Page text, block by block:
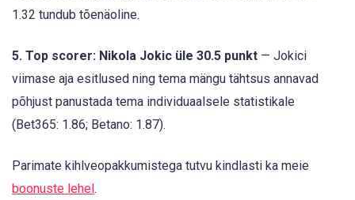
1.32 tundub tõenäoline.
5. Top scorer: Nikola Jokic üle 30.5 punkt — Jokici
viimase aja esitlused ning tema mängu tähtsus annavad
põhjust panustada tema individuaalsele statistikale
(Bet365: 1.86; Betano: 1.87).
Parimate kihlveopakkumistega tutvu kindlasti ka meie
boonuste lehel.